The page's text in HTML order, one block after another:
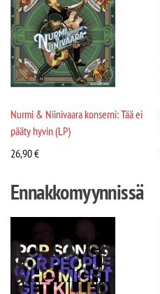
Nurmi & Niinivaara konserni: Tää ei
pääty hyvin (LP)
26,90€
Ennakkomyynnissä